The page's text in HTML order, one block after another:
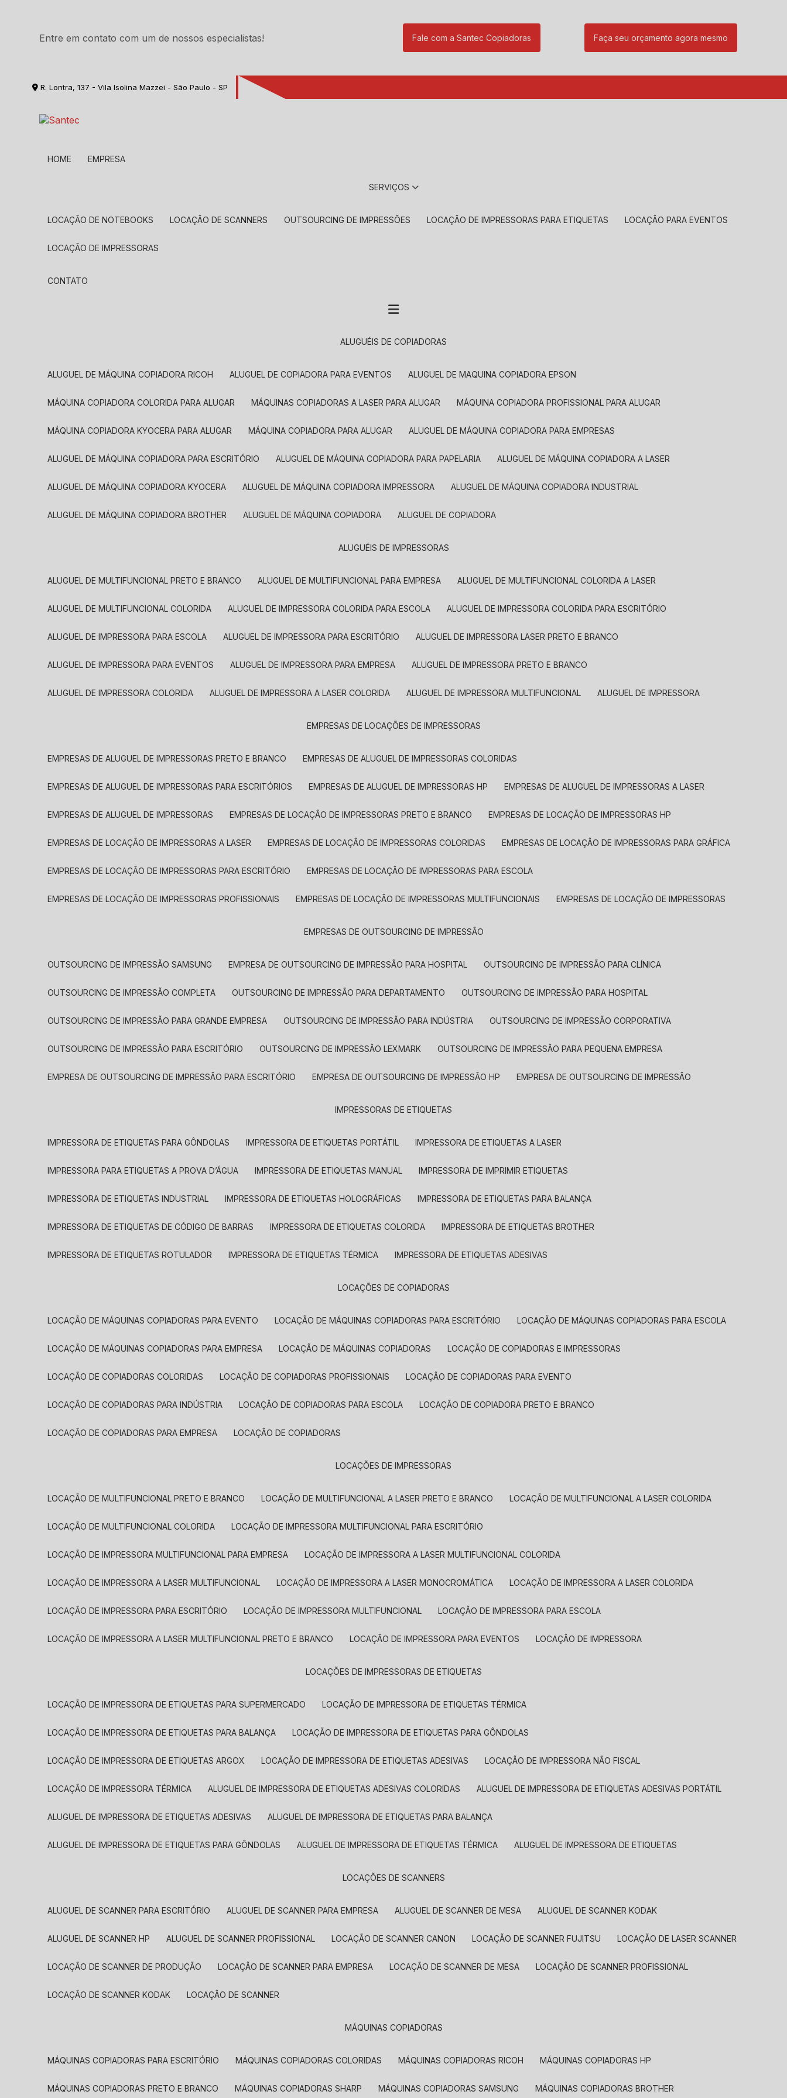
Entre em contato com um de nossos especialistas! Fale com a Santec Copiadoras Faça seu orçamento agora mesmo
R. Lontra, 137 - Vila Isolina Mazzei - São Paulo - SP
HOME EMPRESA
SERVIÇOS
LOCAÇÃO DE NOTEBOOKS LOCAÇÃO DE SCANNERS OUTSOURCING DE IMPRESSÕES LOCAÇÃO DE IMPRESSORAS PARA ETIQUETAS LOCAÇÃO PARA EVENTOS
LOCAÇÃO DE IMPRESSORAS
CONTATO
ALUGUÉIS DE COPIADORAS
ALUGUEL DE MÁQUINA COPIADORA RICOH ALUGUEL DE COPIADORA PARA EVENTOS ALUGUEL DE MAQUINA COPIADORA EPSON
MÁQUINA COPIADORA COLORIDA PARA ALUGAR MÁQUINAS COPIADORAS A LASER PARA ALUGAR MÁQUINA COPIADORA PROFISSIONAL PARA ALUGAR
MÁQUINA COPIADORA KYOCERA PARA ALUGAR MÁQUINA COPIADORA PARA ALUGAR ALUGUEL DE MÁQUINA COPIADORA PARA EMPRESAS
ALUGUEL DE MÁQUINA COPIADORA PARA ESCRITÓRIO ALUGUEL DE MÁQUINA COPIADORA PARA PAPELARIA ALUGUEL DE MÁQUINA COPIADORA A LASER
ALUGUEL DE MÁQUINA COPIADORA KYOCERA ALUGUEL DE MÁQUINA COPIADORA IMPRESSORA ALUGUEL DE MÁQUINA COPIADORA INDUSTRIAL
ALUGUEL DE MÁQUINA COPIADORA BROTHER ALUGUEL DE MÁQUINA COPIADORA ALUGUEL DE COPIADORA
ALUGUÉIS DE IMPRESSORAS
ALUGUEL DE MULTIFUNCIONAL PRETO E BRANCO ALUGUEL DE MULTIFUNCIONAL PARA EMPRESA ALUGUEL DE MULTIFUNCIONAL COLORIDA A LASER
ALUGUEL DE MULTIFUNCIONAL COLORIDA ALUGUEL DE IMPRESSORA COLORIDA PARA ESCOLA ALUGUEL DE IMPRESSORA COLORIDA PARA ESCRITÓRIO
ALUGUEL DE IMPRESSORA PARA ESCOLA ALUGUEL DE IMPRESSORA PARA ESCRITÓRIO ALUGUEL DE IMPRESSORA LASER PRETO E BRANCO
ALUGUEL DE IMPRESSORA PARA EVENTOS ALUGUEL DE IMPRESSORA PARA EMPRESA ALUGUEL DE IMPRESSORA PRETO E BRANCO
ALUGUEL DE IMPRESSORA COLORIDA ALUGUEL DE IMPRESSORA A LASER COLORIDA ALUGUEL DE IMPRESSORA MULTIFUNCIONAL ALUGUEL DE IMPRESSORA
EMPRESAS DE LOCAÇÕES DE IMPRESSORAS
EMPRESAS DE ALUGUEL DE IMPRESSORAS PRETO E BRANCO EMPRESAS DE ALUGUEL DE IMPRESSORAS COLORIDAS
EMPRESAS DE ALUGUEL DE IMPRESSORAS PARA ESCRITÓRIOS EMPRESAS DE ALUGUEL DE IMPRESSORAS HP EMPRESAS DE ALUGUEL DE IMPRESSORAS A LASER
EMPRESAS DE ALUGUEL DE IMPRESSORAS EMPRESAS DE LOCAÇÃO DE IMPRESSORAS PRETO E BRANCO EMPRESAS DE LOCAÇÃO DE IMPRESSORAS HP
EMPRESAS DE LOCAÇÃO DE IMPRESSORAS A LASER EMPRESAS DE LOCAÇÃO DE IMPRESSORAS COLORIDAS EMPRESAS DE LOCAÇÃO DE IMPRESSORAS PARA GRÁFICA
EMPRESAS DE LOCAÇÃO DE IMPRESSORAS PARA ESCRITÓRIO EMPRESAS DE LOCAÇÃO DE IMPRESSORAS PARA ESCOLA
EMPRESAS DE LOCAÇÃO DE IMPRESSORAS PROFISSIONAIS EMPRESAS DE LOCAÇÃO DE IMPRESSORAS MULTIFUNCIONAIS EMPRESAS DE LOCAÇÃO DE IMPRESSORAS
EMPRESAS DE OUTSOURCING DE IMPRESSÃO
OUTSOURCING DE IMPRESSÃO SAMSUNG EMPRESA DE OUTSOURCING DE IMPRESSÃO PARA HOSPITAL OUTSOURCING DE IMPRESSÃO PARA CLÍNICA
OUTSOURCING DE IMPRESSÃO COMPLETA OUTSOURCING DE IMPRESSÃO PARA DEPARTAMENTO OUTSOURCING DE IMPRESSÃO PARA HOSPITAL
OUTSOURCING DE IMPRESSÃO PARA GRANDE EMPRESA OUTSOURCING DE IMPRESSÃO PARA INDÚSTRIA OUTSOURCING DE IMPRESSÃO CORPORATIVA
OUTSOURCING DE IMPRESSÃO PARA ESCRITÓRIO OUTSOURCING DE IMPRESSÃO LEXMARK OUTSOURCING DE IMPRESSÃO PARA PEQUENA EMPRESA
EMPRESA DE OUTSOURCING DE IMPRESSÃO PARA ESCRITÓRIO EMPRESA DE OUTSOURCING DE IMPRESSÃO HP EMPRESA DE OUTSOURCING DE IMPRESSÃO
IMPRESSORAS DE ETIQUETAS
IMPRESSORA DE ETIQUETAS PARA GÔNDOLAS IMPRESSORA DE ETIQUETAS PORTÁTIL IMPRESSORA DE ETIQUETAS A LASER
IMPRESSORA PARA ETIQUETAS A PROVA D’ÁGUA IMPRESSORA DE ETIQUETAS MANUAL IMPRESSORA DE IMPRIMIR ETIQUETAS
IMPRESSORA DE ETIQUETAS INDUSTRIAL IMPRESSORA DE ETIQUETAS HOLOGRÁFICAS IMPRESSORA DE ETIQUETAS PARA BALANÇA
IMPRESSORA DE ETIQUETAS DE CÓDIGO DE BARRAS IMPRESSORA DE ETIQUETAS COLORIDA IMPRESSORA DE ETIQUETAS BROTHER
IMPRESSORA DE ETIQUETAS ROTULADOR IMPRESSORA DE ETIQUETAS TÉRMICA IMPRESSORA DE ETIQUETAS ADESIVAS
LOCAÇÕES DE COPIADORAS
LOCAÇÃO DE MÁQUINAS COPIADORAS PARA EVENTO LOCAÇÃO DE MÁQUINAS COPIADORAS PARA ESCRITÓRIO LOCAÇÃO DE MÁQUINAS COPIADORAS PARA ESCOLA
LOCAÇÃO DE MÁQUINAS COPIADORAS PARA EMPRESA LOCAÇÃO DE MÁQUINAS COPIADORAS LOCAÇÃO DE COPIADORAS E IMPRESSORAS
LOCAÇÃO DE COPIADORAS COLORIDAS LOCAÇÃO DE COPIADORAS PROFISSIONAIS LOCAÇÃO DE COPIADORAS PARA EVENTO
LOCAÇÃO DE COPIADORAS PARA INDÚSTRIA LOCAÇÃO DE COPIADORAS PARA ESCOLA LOCAÇÃO DE COPIADORA PRETO E BRANCO
LOCAÇÃO DE COPIADORAS PARA EMPRESA LOCAÇÃO DE COPIADORAS
LOCAÇÕES DE IMPRESSORAS
LOCAÇÃO DE MULTIFUNCIONAL PRETO E BRANCO LOCAÇÃO DE MULTIFUNCIONAL A LASER PRETO E BRANCO LOCAÇÃO DE MULTIFUNCIONAL A LASER COLORIDA
LOCAÇÃO DE MULTIFUNCIONAL COLORIDA LOCAÇÃO DE IMPRESSORA MULTIFUNCIONAL PARA ESCRITÓRIO
LOCAÇÃO DE IMPRESSORA MULTIFUNCIONAL PARA EMPRESA LOCAÇÃO DE IMPRESSORA A LASER MULTIFUNCIONAL COLORIDA
LOCAÇÃO DE IMPRESSORA A LASER MULTIFUNCIONAL LOCAÇÃO DE IMPRESSORA A LASER MONOCROMÁTICA LOCAÇÃO DE IMPRESSORA A LASER COLORIDA
LOCAÇÃO DE IMPRESSORA PARA ESCRITÓRIO LOCAÇÃO DE IMPRESSORA MULTIFUNCIONAL LOCAÇÃO DE IMPRESSORA PARA ESCOLA
LOCAÇÃO DE IMPRESSORA A LASER MULTIFUNCIONAL PRETO E BRANCO LOCAÇÃO DE IMPRESSORA PARA EVENTOS LOCAÇÃO DE IMPRESSORA
LOCAÇÕES DE IMPRESSORAS DE ETIQUETAS
LOCAÇÃO DE IMPRESSORA DE ETIQUETAS PARA SUPERMERCADO LOCAÇÃO DE IMPRESSORA DE ETIQUETAS TÉRMICA
LOCAÇÃO DE IMPRESSORA DE ETIQUETAS PARA BALANÇA LOCAÇÃO DE IMPRESSORA DE ETIQUETAS PARA GÔNDOLAS
LOCAÇÃO DE IMPRESSORA DE ETIQUETAS ARGOX LOCAÇÃO DE IMPRESSORA DE ETIQUETAS ADESIVAS LOCAÇÃO DE IMPRESSORA NÃO FISCAL
LOCAÇÃO DE IMPRESSORA TÉRMICA ALUGUEL DE IMPRESSORA DE ETIQUETAS ADESIVAS COLORIDAS ALUGUEL DE IMPRESSORA DE ETIQUETAS ADESIVAS PORTÁTIL
ALUGUEL DE IMPRESSORA DE ETIQUETAS ADESIVAS ALUGUEL DE IMPRESSORA DE ETIQUETAS PARA BALANÇA
ALUGUEL DE IMPRESSORA DE ETIQUETAS PARA GÔNDOLAS ALUGUEL DE IMPRESSORA DE ETIQUETAS TÉRMICA ALUGUEL DE IMPRESSORA DE ETIQUETAS
LOCAÇÕES DE SCANNERS
ALUGUEL DE SCANNER PARA ESCRITÓRIO ALUGUEL DE SCANNER PARA EMPRESA ALUGUEL DE SCANNER DE MESA ALUGUEL DE SCANNER KODAK
ALUGUEL DE SCANNER HP ALUGUEL DE SCANNER PROFISSIONAL LOCAÇÃO DE SCANNER CANON LOCAÇÃO DE SCANNER FUJITSU LOCAÇÃO DE LASER SCANNER
LOCAÇÃO DE SCANNER DE PRODUÇÃO LOCAÇÃO DE SCANNER PARA EMPRESA LOCAÇÃO DE SCANNER DE MESA LOCAÇÃO DE SCANNER PROFISSIONAL
LOCAÇÃO DE SCANNER KODAK LOCAÇÃO DE SCANNER
MÁQUINAS COPIADORAS
MÁQUINAS COPIADORAS PARA ESCRITÓRIO MÁQUINAS COPIADORAS COLORIDAS MÁQUINAS COPIADORAS RICOH MÁQUINAS COPIADORAS HP
MÁQUINAS COPIADORAS PRETO E BRANCO MÁQUINAS COPIADORAS SHARP MÁQUINAS COPIADORAS SAMSUNG MÁQUINAS COPIADORAS BROTHER